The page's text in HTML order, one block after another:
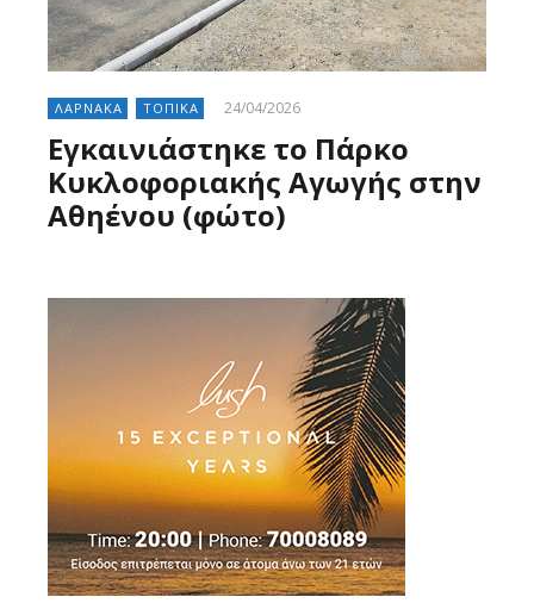
ΛΑΡΝΑΚΑ ΤΟΠΙΚΑ 24/04/2026
Εγκαινιάστηκε το Πάρκο
Κυκλοφοριακής Αγωγής στην
Αθηένου (φώτο)